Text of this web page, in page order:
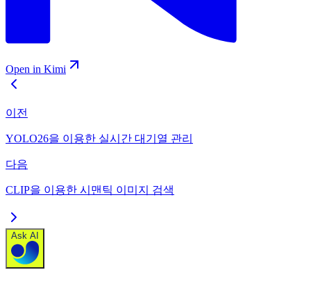
Open in Kimi
이전
YOLO26을 이용한 실시간 대기열 관리
다음
CLIP을 이용한 시맨틱 이미지 검색
Ask AI